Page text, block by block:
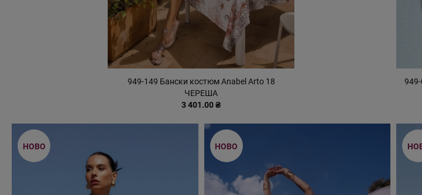
949-149 Бански костюм Anabel Arto 18
ЧЕРЕША
3 401.00 ₴
НОВО НОВО